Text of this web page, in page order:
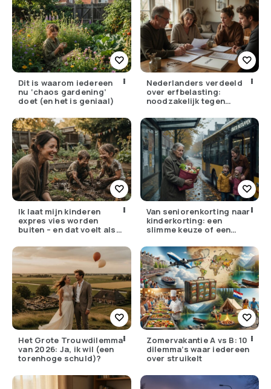
Dit is waarom iedereen
nu ‘chaos gardening’
doet (en het is geniaal)
Nederlanders verdeeld
over erfbelasting:
noodzakelijk tegen
Ik laat mijn kinderen
expres vies worden
buiten – en dat voelt als
Van seniorenkorting naar
kinderkorting: een
slimme keuze of een
Het Grote Trouwdilemma
van 2026: Ja, ik wil (een
torenhoge schuld)?
Zomervakantie A vs B: 10
dilemma’s waar iedereen
over struikelt